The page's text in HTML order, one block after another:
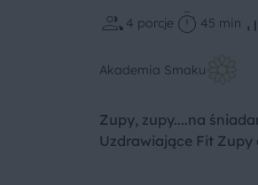
4 porcje 45 min
Akademia Smaku
Zupy, zupy....na
Uzdrawiające Fit